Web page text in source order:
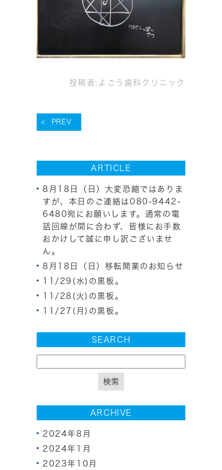
投稿者: よごう歯科クリニック
PREV
ARTICLE
8月18日（日）大変恐縮ではありま
すが、本日のご連絡は080-9442-
6480宛にお願いします。通常の電
話回線が間に合わず、皆様にお手数
おかけして誠に申し訳ございませ
ん。
8月18日（日）移転開業のお知らせ
11/29(水)の黒板。
11/28(火)の黒板。
11/27(月)の黒板。
SEARCH
ARCHIVE
2024年8月
2024年1月
2023年10月